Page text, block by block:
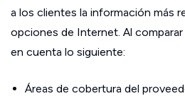
a los clientes la información más
opciones de Internet. Al
en cuenta lo siguiente:
Áreas de cobertura del